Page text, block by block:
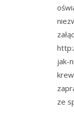
jak-
ze